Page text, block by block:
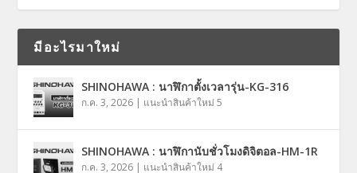
มีอะไรมาใหม่
SHINOHAWA : นาฬิกาตั้งเวลารุ่น-KG-316
ก.ค. 3, 2026 | แนะนำสินค้าใหม่ 5
SHINOHAWA : นาฬิกานับชั่วโมงดิจิตอล-HM-1R
ก.ค. 3, 2026 | แนะนำสินค้าใหม่ 4